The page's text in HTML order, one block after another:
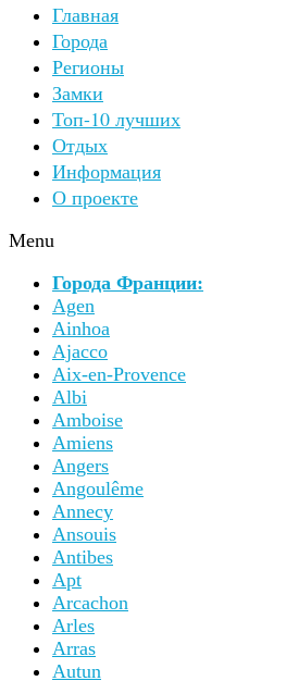
Главная
Города
Регионы
Замки
Топ-10 лучших
Отдых
Информация
О проекте
Menu
Города Франции:
Agen
Ainhoa
Ajacco
Aix-en-Provence
Albi
Amboise
Amiens
Angers
Angoulême
Annecy
Ansouis
Antibes
Apt
Arcachon
Arles
Arras
Autun